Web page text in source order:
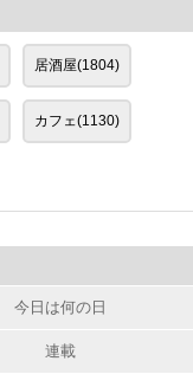
居酒屋(1804)
カフェ(1130)
今日は何の日
連載